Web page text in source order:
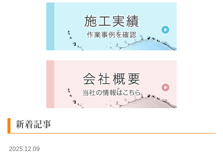
新着記事
2025.12.09